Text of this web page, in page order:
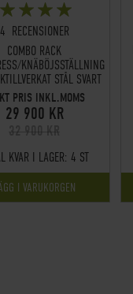
98%
4
RECENSIONER
COMBO RACK
KNÄBÖJSSTÄLLNING
STÅL SVART
PRIS INKL.MOMS
29 900 KR
32 900 KR
KVAR I LAGER: 4 ST
I VARUKORGEN